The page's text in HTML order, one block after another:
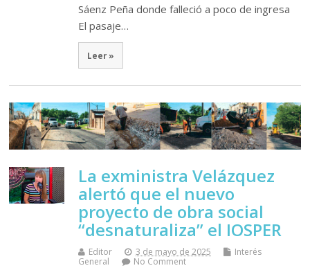
Sáenz Peña donde falleció a poco de ingresa
El pasaje…
Leer »
La exministra Velázquez
alertó que el nuevo
proyecto de obra social
“desnaturaliza” el IOSPER
Editor 3 de mayo de 2025
Interés
General
No Comment